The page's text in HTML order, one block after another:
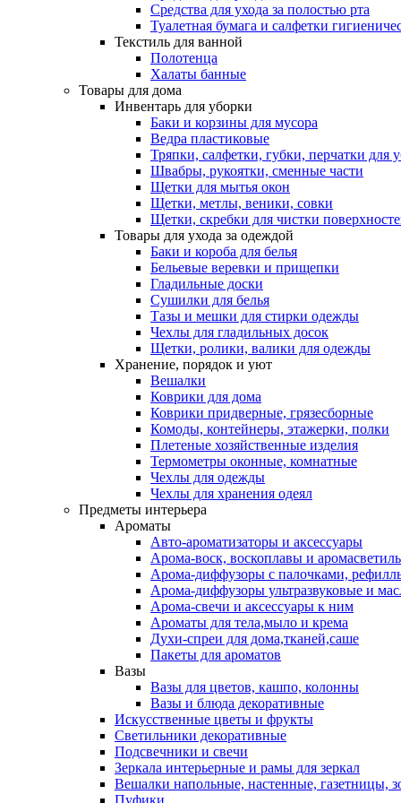
Средства для ухода за полостью рта
Туалетная бумага и салфетки
Текстиль для ванной
Полотенца
Халаты банные
Товары для дома
Инвентарь для уборки
Баки и корзины для мусора
Ведра пластиковые
Тряпки, салфетки, губки, перчатки для
Швабры, рукоятки, сменные части
Щетки для мытья окон
Щетки, метлы, веники, совки
Щетки, скребки для чистки
Товары для ухода за одеждой
Баки и короба для белья
Бельевые веревки и прищепки
Гладильные доски
Сушилки для белья
Тазы и мешки для стирки одежды
Чехлы для гладильных досок
Щетки, ролики, валики для одежды
Хранение, порядок и уют
Вешалки
Коврики для дома
Коврики придверные, грязесборные
Комоды, контейнеры, этажерки, полки
Плетеные хозяйственные изделия
Термометры оконные, комнатные
Чехлы для одежды
Чехлы для хранения одеял
Предметы интерьера
Ароматы
Авто-ароматизаторы и аксессуары
Арома-воск, воскоплавы и
Арома-диффузоры с палочками,
Арома-диффузоры ультразвуковые и
Арома-свечи и аксессуары к ним
Ароматы для тела,мыло и крема
Духи-спреи для дома,тканей,саше
Пакеты для ароматов
Вазы
Вазы для цветов, кашпо, колонны
Вазы и блюда декоративные
Искусственные цветы и фрукты
Светильники декоративные
Подсвечники и свечи
Зеркала интерьерные и рамы для зеркал
Вешалки напольные, настенные, газетницы,
Пуфики